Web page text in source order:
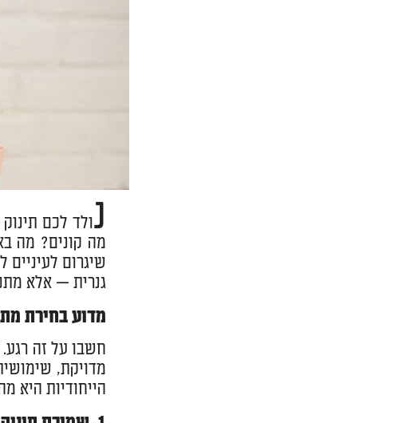
נולד לכם
מה קונים? מה
גנרית — אלא
מדוע בחירת
חשבו על זה
מדויקת,
הייחודיות היא